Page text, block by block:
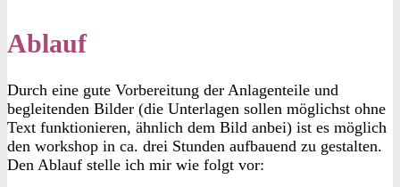
Ablauf
Durch eine gute Vorbereitung der Anlagenteile und
begleitenden Bilder (die Unterlagen sollen möglichst ohne
Text funktionieren, ähnlich dem Bild anbei) ist es möglich
den workshop in ca. drei Stunden aufbauend zu gestalten.
Den Ablauf stelle ich mir wie folgt vor: